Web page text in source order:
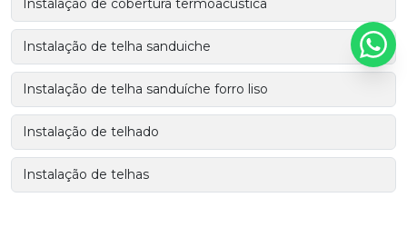
Instalação de cobertura termoacústica
Instalação de telha sanduiche
Instalação de telha sanduíche forro liso
Instalação de telhado
Instalação de telhas